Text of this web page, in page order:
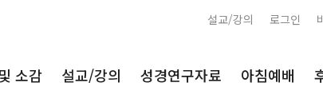
로그인
설교/강의
소감 설교/강의 성경연구자료 아침예배